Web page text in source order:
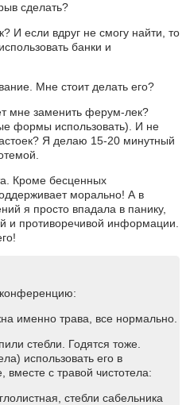
сделать?
И если вдруг не смогу найти, то
банки и
Мне стоит делать его?
мне заменить ферум-лек?
формы использовать). И не
Я делаю 15-20 минутный
Кроме бесценных
морально! А в
я просто впадала в панику,
и противоречивой информации.
именно трава, все нормально.
стебли. Годятся тоже.
использовать его в
с травой чистотела:
стебли сабельника